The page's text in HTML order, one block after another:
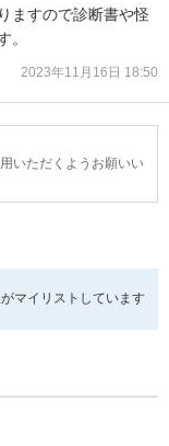
ますので診断書や怪
。
2023年11月16日 18:50
いただくようお願いい
マイリストしています